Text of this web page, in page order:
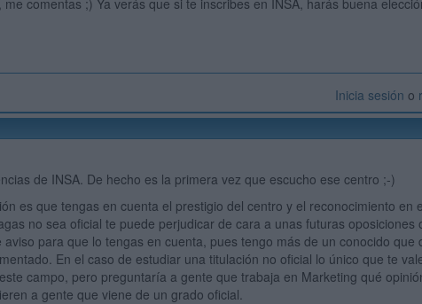
me comentas ;) Ya verás que si te inscribes en INSA, harás buena
Inicia sesión o
de INSA. De hecho es la primera vez que escucho ese centro ;-)
es que tengas en cuenta el prestigio del centro y el reconocimiento en
no sea oficial te puede perjudicar de cara a unas futuras
aviso para que lo tengas en cuenta, pues tengo más de un conocido que
En el caso de estudiar una titulación no oficial lo único que te
campo, pero preguntaría a gente que trabaja en Marketing qué
a gente que viene de un grado oficial.